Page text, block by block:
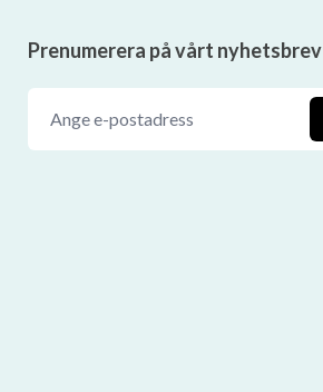
Prenumerera på vårt nyhetsbrev